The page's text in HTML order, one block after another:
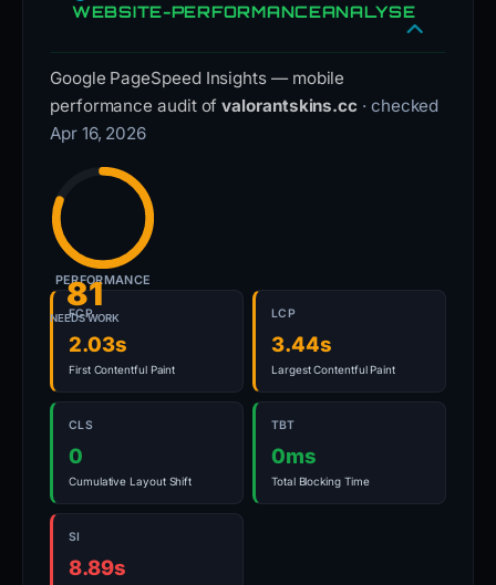
WEBSITE-PERFORMANCEANALYSE
Google PageSpeed Insights — mobile
performance audit ofvalorantskins.cc · checked
Apr 16, 2026
81
NEEDS WORK
PERFORMANCE
FCP
2.03s
First Contentful Paint
LCP
3.44s
Largest Contentful Paint
CLS
0
Cumulative Layout Shift
TBT
0ms
Total Blocking Time
SI
8.89s